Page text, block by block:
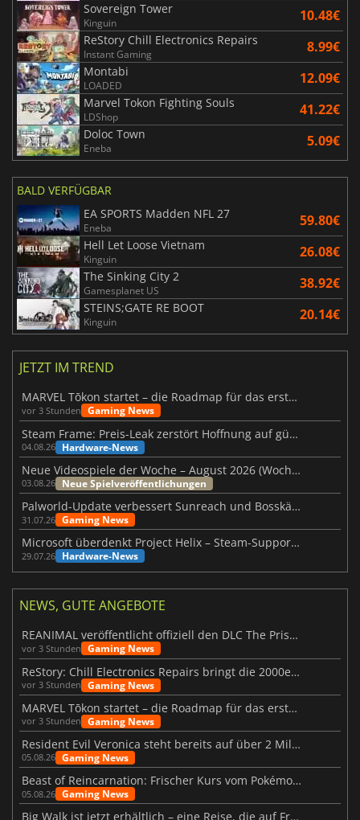
Sovereign Tower
Kinguin 10.48€
ReStory Chill Electronics Repairs
Instant Gaming 8.99€
Montabi
LOADED 12.09€
Marvel Tokon Fighting Souls
LDShop 41.22€
Doloc Town
Eneba 5.09€
BALD VERFÜGBAR
EA SPORTS Madden NFL 27
Eneba 59.80€
Hell Let Loose Vietnam
Kinguin 26.08€
The Sinking City 2
Gamesplanet US 38.92€
STEINS;GATE RE BOOT
Kinguin 20.14€
JETZT IM TREND
MARVEL Tōkon startet – die Roadmap für das erste Jahr wurde vorgestellt
vor 3 Stunden Gaming News
Steam Frame: Preis-Leak zerstört Hoffnung auf günstiges VR-Headset
04.08.26 Hardware-News
Neue Videospiele der Woche – August 2026 (Woche 32)
03.08.26 Neue Spielveröffentlichungen
Palworld-Update verbessert Sunreach und Bosskämpfe deutlich
31.07.26 Gaming News
Microsoft überdenkt Project Helix – Steam-Support gefährdet
29.07.26 Hardware-News
NEWS, GUTE ANGEBOTE
REANIMAL veröffentlicht offiziell den DLC The Prisoner
vor 3 Stunden Gaming News
ReStory: Chill Electronics Repairs bringt die 2000er zurück
vor 3 Stunden Gaming News
MARVEL Tōkon startet – die Roadmap für das erste Jahr wurde vorgestellt
vor 3 Stunden Gaming News
Resident Evil Veronica steht bereits auf über 2 Millionen Wunschlisten
05.08.26 Gaming News
Beast of Reincarnation: Frischer Kurs vom Pokémon-Studio
05.08.26 Gaming News
Big Walk ist jetzt erhältlich – eine Reise, die auf Freundschaft basiert